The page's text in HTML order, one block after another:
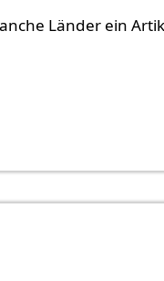
Länder ein